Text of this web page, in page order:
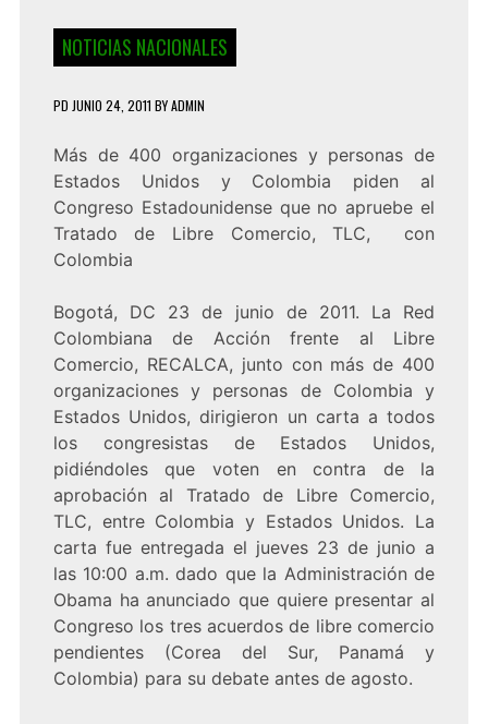
NOTICIAS NACIONALES
PD JUNIO 24, 2011 BYADMIN
Más de 400 organizaciones y personas de
Estados Unidos y Colombia piden al
Congreso Estadounidense que no apruebe el
Tratado de Libre Comercio, TLC, con
Colombia
Bogotá, DC 23 de junio de 2011. La Red
Colombiana de Acción frente al Libre
Comercio, RECALCA, junto con más de 400
organizaciones y personas de Colombia y
Estados Unidos, dirigieron un carta a todos
los congresistas de Estados Unidos,
pidiéndoles que voten en contra de la
aprobación al Tratado de Libre Comercio,
TLC, entre Colombia y Estados Unidos. La
carta fue entregada el jueves 23 de junio a
las 10:00 a.m. dado que la Administración de
Obama ha anunciado que quiere presentar al
Congreso los tres acuerdos de libre comercio
pendientes (Corea del Sur, Panamá y
Colombia) para su debate antes de agosto.